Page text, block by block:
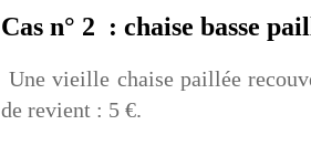
Cas n° 2 : chaise basse
Une vieille chaise paillée
de revient : 5 €.